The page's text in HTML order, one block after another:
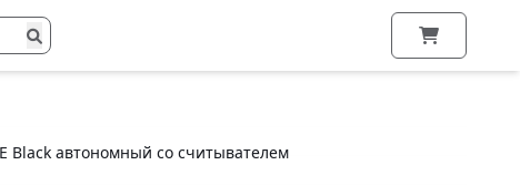
Black автономный со считывателем